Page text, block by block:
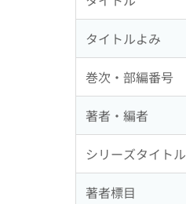
タイトルよみ
巻次・部編番号
著者・編者
シリーズタイトル
著者標目